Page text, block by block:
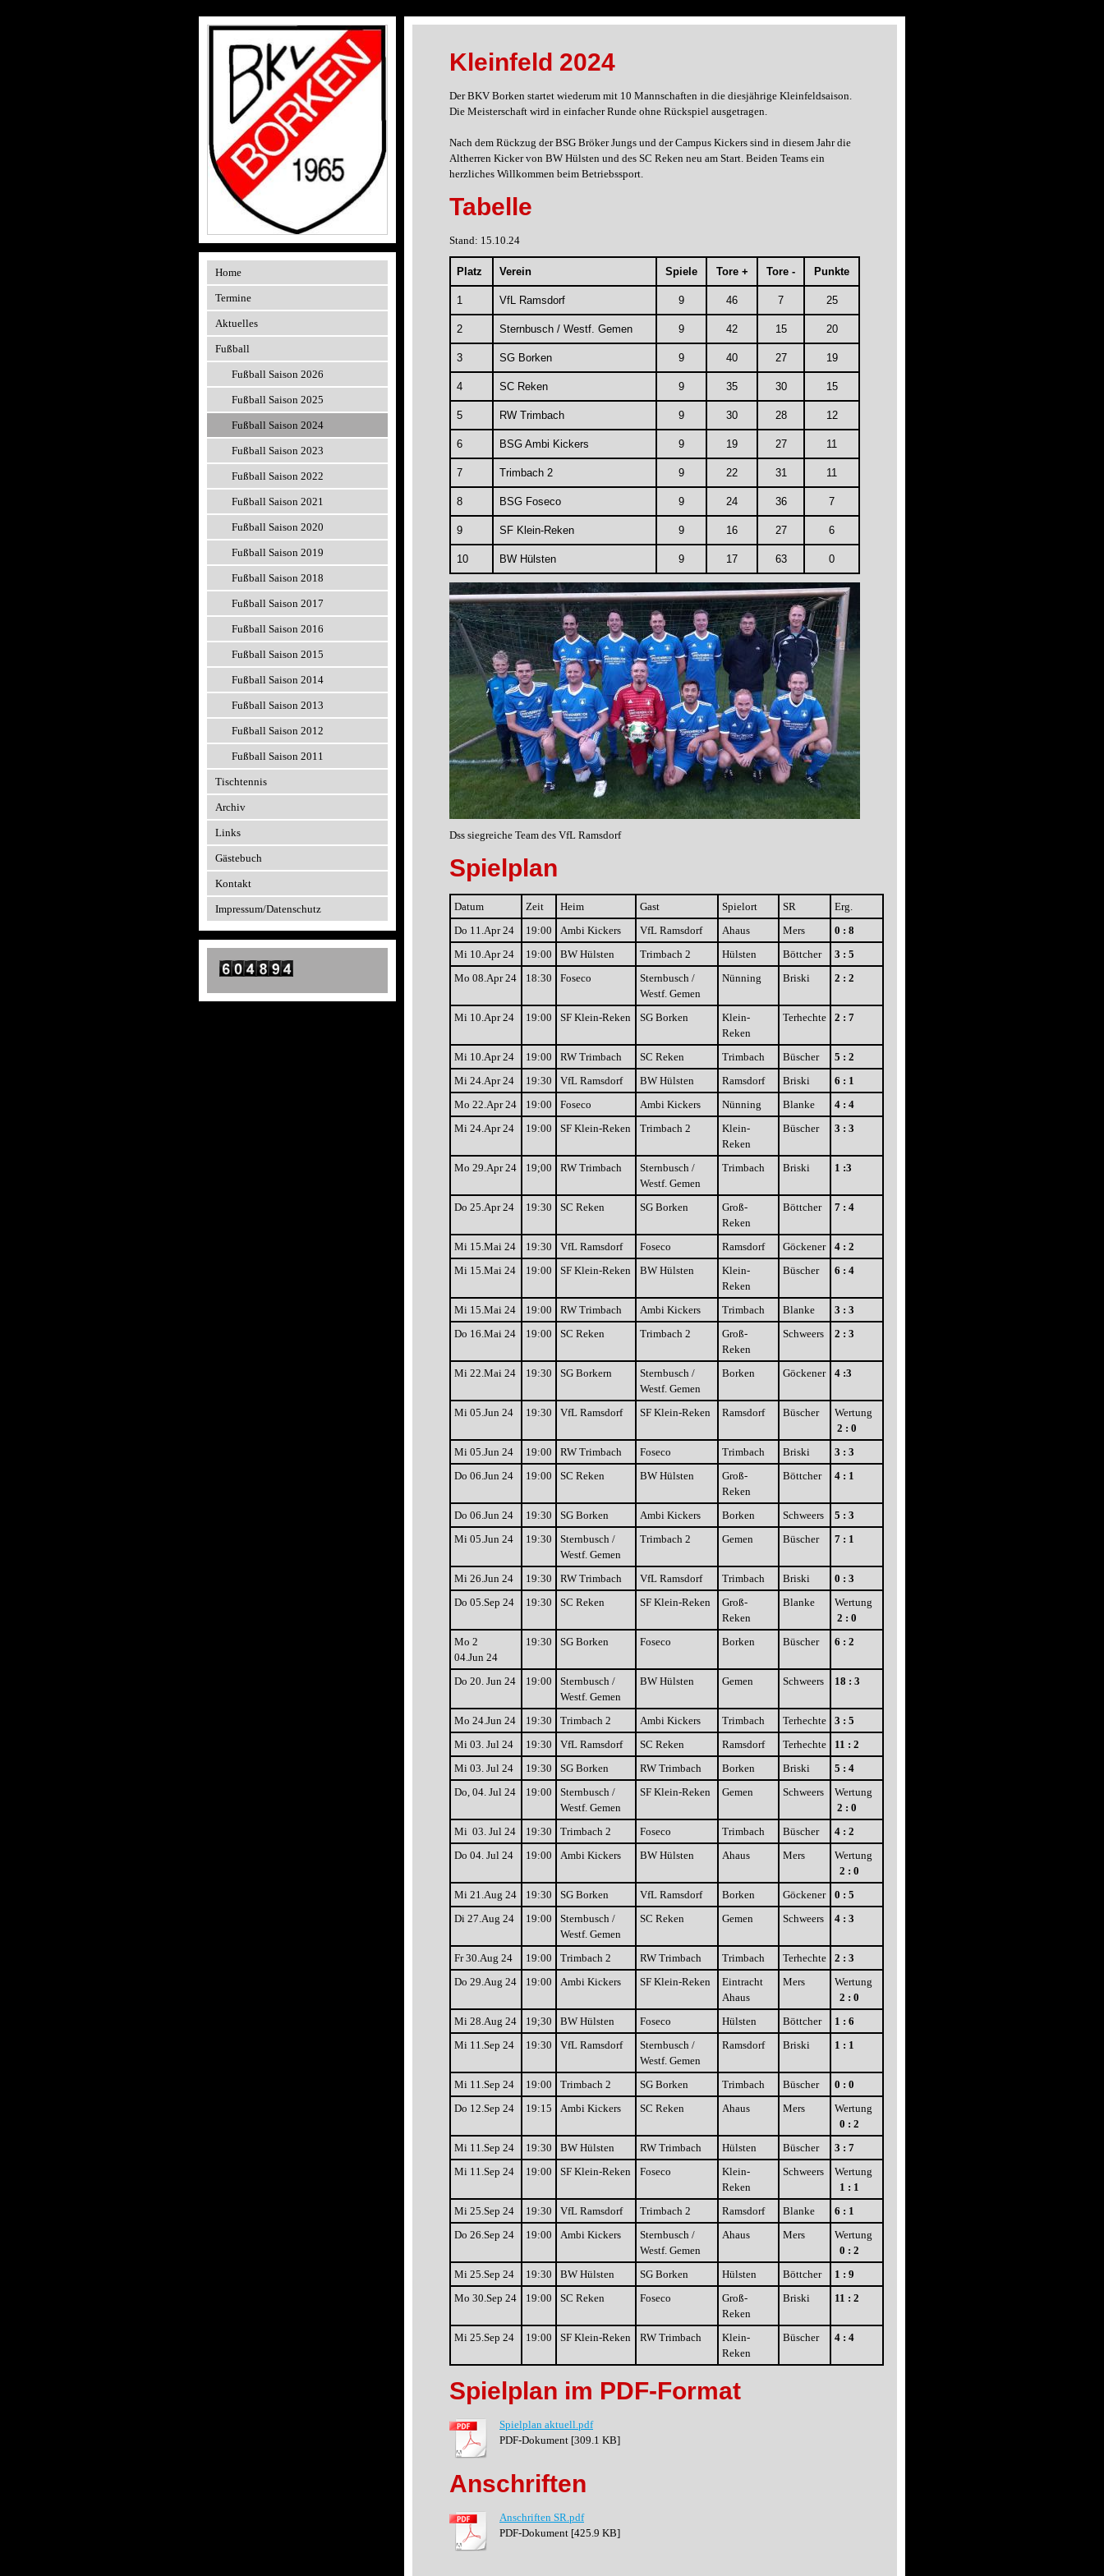
Home
Termine
Aktuelles
Fußball
Fußball Saison 2026
Fußball Saison 2025
Fußball Saison 2024
Fußball Saison 2023
Fußball Saison 2022
Fußball Saison 2021
Fußball Saison 2020
Fußball Saison 2019
Fußball Saison 2018
Fußball Saison 2017
Fußball Saison 2016
Fußball Saison 2015
Fußball Saison 2014
Fußball Saison 2013
Fußball Saison 2012
Fußball Saison 2011
Tischtennis
Archiv
Links
Gästebuch
Kontakt
Impressum/Datenschutz
Kleinfeld 2024
Der BKV Borken startet wiederum mit 10 Mannschaften in die diesjährige Kleinfeldsaison.
Die Meisterschaft wird in einfacher Runde ohne Rückspiel ausgetragen.
Nach dem Rückzug der BSG Bröker Jungs und der Campus Kickers sind in diesem Jahr die
Altherren Kicker von BW Hülsten und des SC Reken neu am Start. Beiden Teams ein
herzliches Willkommen beim Betriebssport.
Tabelle
Stand: 15.10.24
Platz Verein Spiele Tore + Tore - Punkte
1 VfL Ramsdorf 9 46 7 25
2 Sternbusch / Westf. Gemen 9 42 15 20
3 SG Borken 9 40 27 19
4 SC Reken 9 35 30 15
5 RW Trimbach 9 30 28 12
6 BSG Ambi Kickers 9 19 27 11
7 Trimbach 2 9 22 31 11
8 BSG Foseco 9 24 36 7
9 SF Klein-Reken 9 16 27 6
10 BW Hülsten 9 17 63 0
Dss siegreiche Team des VfL Ramsdorf
Spielplan
Datum Zeit Heim Gast Spielort SR
Erg.
Do 11.Apr 24
19:00 Ambi Kickers VfL Ramsdorf Ahaus Mers
0 : 8
Mi 10.Apr 24
19:00 BW Hülsten Trimbach 2 Hülsten Böttcher
3 : 5
Mo 08.Apr 24
18:30 Foseco
Sternbusch /
Westf. Gemen
Nünning Briski 2 : 2
Mi 10.Apr 24 19:00 SF Klein-Reken SG Borken
Klein-
Reken
Terhechte 2 : 7
Mi 10.Apr 24 19:00 RW Trimbach SC Reken Trimbach Büscher
5 : 2
Mi 24.Apr 24
19:30 VfL Ramsdorf BW Hülsten Ramsdorf Briski
6 : 1
Mo 22.Apr 24
19:00 Foseco Ambi Kickers Nünning Blanke
4 : 4
Mi 24.Apr 24
19:00 SF Klein-Reken Trimbach 2
Klein-
Reken
Büscher 3 : 3
Mo 29.Apr 24 19;00 RW Trimbach
Sternbusch /
Westf. Gemen
Trimbach Briski 1 :3
Do 25.Apr 24 19:30 SC Reken SG Borken
Groß-
Reken
Böttcher 7 : 4
Mi 15.Mai 24 19:30 VfL Ramsdorf Foseco Ramsdorf Göckener
4 : 2
Mi 15.Mai 24
19:00 SF Klein-Reken BW Hülsten
Klein-
Reken
Büscher 6 : 4
Mi 15.Mai 24 19:00 RW Trimbach Ambi Kickers Trimbach Blanke
3 : 3
Do 16.Mai 24
19:00 SC Reken Trimbach 2
Groß-
Reken
Schweers 2 : 3
Mi 22.Mai 24 19:30 SG Borkern
Sternbusch /
Westf. Gemen
Borken Göckener 4 :3
Mi 05.Jun 24 19:30 VfL Ramsdorf SF Klein-Reken Ramsdorf Büscher
Wertung
2 : 0
Mi 05.Jun 24
19:00 RW Trimbach Foseco Trimbach Briski
3 : 3
Do 06.Jun 24
19:00 SC Reken BW Hülsten
Groß-
Reken
Böttcher 4 : 1
Do 06.Jun 24 19:30 SG Borken Ambi Kickers Borken Schweers
5 : 3
Mi 05.Jun 24
19:30
Sternbusch /
Westf. Gemen
Trimbach 2 Gemen Büscher 7 : 1
Mi 26.Jun 24 19:30 RW Trimbach VfL Ramsdorf Trimbach Briski
0 : 3
Do 05.Sep 24
19:30 SC Reken SF Klein-Reken
Groß-
Reken
Blanke
Wertung
2 : 0
Mo 2
04.Jun 24
19:30 SG Borken Foseco Borken Büscher 6 : 2
Do 20. Jun 24 19:00
Sternbusch /
Westf. Gemen
BW Hülsten Gemen Schweers 18 : 3
Mo 24.Jun 24 19:30 Trimbach 2 Ambi Kickers Trimbach Terhechte
3 : 5
Mi 03. Jul 24
19:30 VfL Ramsdorf SC Reken Ramsdorf Terhechte
11 : 2
Mi 03. Jul 24
19:30 SG Borken RW Trimbach Borken Briski
5 : 4
Do, 04. Jul 24
19:00
Sternbusch /
Westf. Gemen
SF Klein-Reken Gemen Schweers
Wertung
2 : 0
Mi 03. Jul 24
19:30 Trimbach 2 Foseco Trimbach Büscher
4 : 2
Do 04. Jul 24
19:00 Ambi Kickers BW Hülsten Ahaus Mers
Wertung
2 : 0
Mi 21.Aug 24
19:30 SG Borken VfL Ramsdorf Borken Göckener
0 : 5
Di 27.Aug 24
19:00
Sternbusch /
Westf. Gemen
SC Reken Gemen Schweers 4 : 3
Fr 30.Aug 24 19:00 Trimbach 2 RW Trimbach Trimbach Terhechte
2 : 3
Do 29.Aug 24
19:00 Ambi Kickers SF Klein-Reken
Eintracht
Ahaus
Mers
Wertung
2 : 0
Mi 28.Aug 24
19;30 BW Hülsten Foseco Hülsten Böttcher
1 : 6
Mi 11.Sep 24
19:30 VfL Ramsdorf
Sternbusch /
Westf. Gemen
Ramsdorf Briski 1 : 1
Mi 11.Sep 24 19:00 Trimbach 2 SG Borken Trimbach Büscher
0 : 0
Do 12.Sep 24
19:15 Ambi Kickers SC Reken Ahaus Mers
Wertung
0 : 2
Mi 11.Sep 24
19:30 BW Hülsten RW Trimbach Hülsten Büscher
3 : 7
Mi 11.Sep 24
19:00 SF Klein-Reken Foseco
Klein-
Reken
Schweers
Wertung
1 : 1
Mi 25.Sep 24
19:30 VfL Ramsdorf Trimbach 2 Ramsdorf Blanke
6 : 1
Do 26.Sep 24
19:00 Ambi Kickers
Sternbusch /
Westf. Gemen
Ahaus Mers
Wertung
0 : 2
Mi 25.Sep 24
19:30 BW Hülsten SG Borken Hülsten Böttcher
1 : 9
Mo 30.Sep 24
19:00 SC Reken Foseco
Groß-
Reken
Briski 11 : 2
Mi 25.Sep 24 19:00 SF Klein-Reken RW Trimbach
Klein-
Reken
Büscher 4 : 4
Spielplan im PDF-Format
Spielplan aktuell.pdf
PDF-Dokument [309.1 KB]
Anschriften
Anschriften SR.pdf
PDF-Dokument [425.9 KB]